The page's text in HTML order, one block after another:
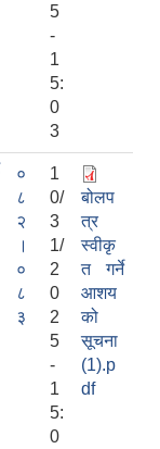
5
-
1
5:
0
3
०
८
२
।
०
८
३
1
0/
3
1/
2
0
2
5
-
1
5:
0
बोलप
त्र
स्वीकृ
त गर्ने
आशय
को
सूचना
(1).p
df